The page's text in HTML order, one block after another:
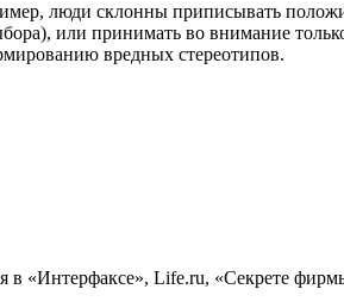
люди склонны приписывать
или принимать во внимание
вредных стереотипов.
«Интерфаксе», Life.ru, «Секрете